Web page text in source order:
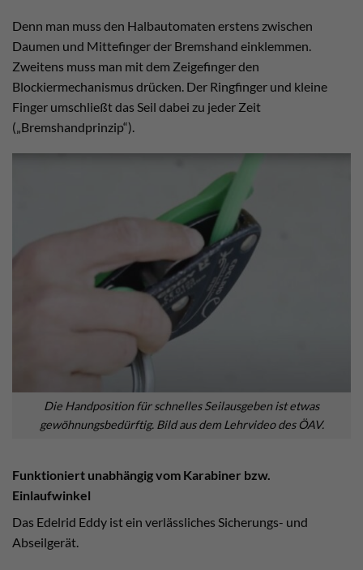
Denn man muss den Halbautomaten erstens zwischen
Daumen und Mittefinger der Bremshand einklemmen.
Zweitens muss man mit dem Zeigefinger den
Blockiermechanismus drücken. Der Ringfinger und kleine
Finger umschließt das Seil dabei zu jeder Zeit
(„Bremshandprinzip“).
Die Handposition für schnelles Seilausgeben ist etwas
gewöhnungsbedürftig. Bild aus dem Lehrvideo des ÖAV.
Funktioniert unabhängig vom Karabiner bzw.
Einlaufwinkel
Das Edelrid Eddy ist ein verlässliches Sicherungs- und
Abseilgerät.